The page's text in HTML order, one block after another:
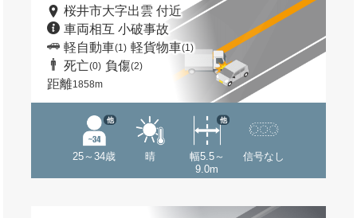
桜井市大字出雲 付近
車両相互 小破事故
軽自動車(1) 軽貨物車(1)
死亡(0) 負傷(2)
距離1858m
25～34歳
他
晴
幅5.5～
9.0m
他
信号なし